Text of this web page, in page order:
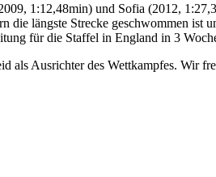
1:12,48min) und Sofia (2012,
längste Strecke geschwommen ist
für die Staffel in England in 3
Ausrichter des Wettkampfes. Wir